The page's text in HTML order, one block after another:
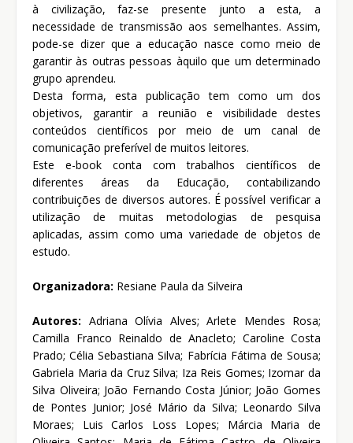
à civilização, faz-se presente junto a esta, a
necessidade de transmissão aos semelhantes. Assim,
pode-se dizer que a educação nasce como meio de
garantir às outras pessoas àquilo que um determinado
grupo aprendeu.
Desta forma, esta publicação tem como um dos
objetivos, garantir a reunião e visibilidade destes
conteúdos científicos por meio de um canal de
comunicação preferível de muitos leitores.
Este e-book conta com trabalhos científicos de
diferentes áreas da Educação, contabilizando
contribuições de diversos autores. É possível verificar a
utilização de muitas metodologias de pesquisa
aplicadas, assim como uma variedade de objetos de
estudo.
Organizadora: Resiane Paula da Silveira
Autores: Adriana Olívia Alves; Arlete Mendes Rosa;
Camilla Franco Reinaldo de Anacleto; Caroline Costa
Prado; Célia Sebastiana Silva; Fabrícia Fátima de Sousa;
Gabriela Maria da Cruz Silva; Iza Reis Gomes; Izomar da
Silva Oliveira; João Fernando Costa Júnior; João Gomes
de Pontes Junior; José Mário da Silva; Leonardo Silva
Moraes; Luis Carlos Loss Lopes; Márcia Maria de